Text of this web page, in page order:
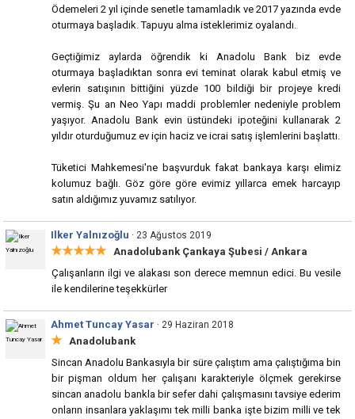
Ödemeleri 2 yıl içinde senetle tamamladık ve 2017 yazında evde
oturmaya başladık. Tapuyu alma isteklerimiz oyalandı.
Geçtiğimiz aylarda öğrendik ki Anadolu Bank biz evde
oturmaya başladıktan sonra evi teminat olarak kabul etmiş ve
evlerin satışının bittiğini yüzde 100 bildiği bir projeye kredi
vermiş. Şu an Neo Yapı maddi problemler nedeniyle problem
yaşıyor. Anadolu Bank evin üstündeki ipoteğini kullanarak 2
yıldır oturduğumuz ev için haciz ve icrai satış işlemlerini başlattı.
Tüketici Mahkemesi'ne başvurduk fakat bankaya karşı elimiz
kolumuz bağlı. Göz göre göre evimiz yıllarca emek harcayıp
satın aldığımız yuvamız satılıyor.
Ilker Yalnızoğlu · 23 Ağustos 2019
★★★★★ Anadolubank Çankaya Şubesi / Ankara
Çalışanların ilgi ve alakası son derece memnun edici. Bu vesile
ile kendilerine teşekkürler
Ahmet Tuncay Yasar · 29 Haziran 2018
★ Anadolubank
Sincan Anadolu Bankasıyla bir süre çalıştım ama çalıştığıma bin
bir pişman oldum her çalışanı karakteriyle ölçmek gerekirse
sincan anadolu bankla bir sefer dahi çalışmasını tavsiye ederim
onların insanlara yaklaşımı tek milli banka işte bizim milli ve tek